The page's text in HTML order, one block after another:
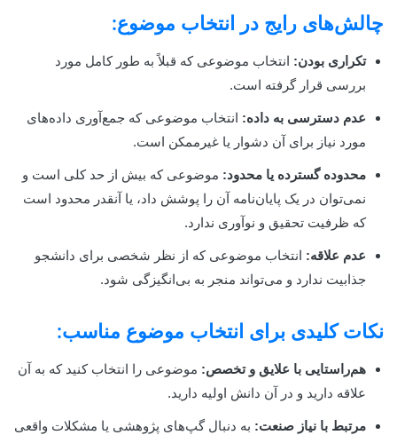
چالش‌های رایج در انتخاب موضوع:
تکراری بودن: انتخاب موضوعی که قبلاً به طور کامل مورد
بررسی قرار گرفته است.
عدم دسترسی به داده: انتخاب موضوعی که جمع‌آوری داده‌های
مورد نیاز برای آن دشوار یا غیرممکن است.
محدوده گسترده یا محدود: موضوعی که بیش از حد کلی است و
نمی‌توان در یک پایان‌نامه آن را پوشش داد، یا آنقدر محدود است
که ظرفیت تحقیق و نوآوری ندارد.
عدم علاقه: انتخاب موضوعی که از نظر شخصی برای دانشجو
جذابیت ندارد و می‌تواند منجر به بی‌انگیزگی شود.
نکات کلیدی برای انتخاب موضوع مناسب:
هم‌راستایی با علایق و تخصص: موضوعی را انتخاب کنید که به آن
علاقه دارید و در آن دانش اولیه دارید.
مرتبط با نیاز صنعت: به دنبال گپ‌های پژوهشی یا مشکلات واقعی